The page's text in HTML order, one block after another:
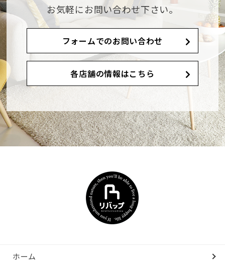
お気軽にお問い合わせ下さい。
フォームでのお問い合わせ
各店舗の情報はこちら
ホーム